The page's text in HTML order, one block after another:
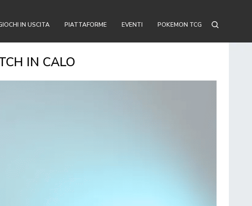
IN USCITA PIATTAFORME EVENTI POKEMON TCG
IN CALO